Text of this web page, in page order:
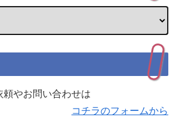
頼やお問い合わせは
コチラのフォームから